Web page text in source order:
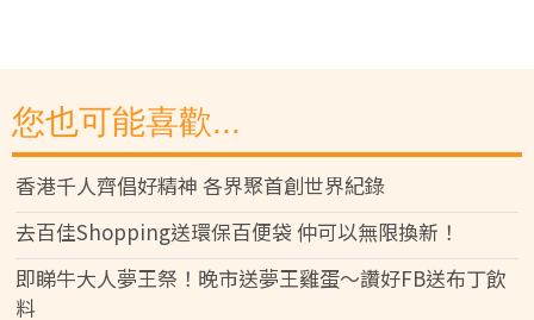
您也可能喜歡...
香港千人齊倡好精神 各界聚首創世界紀錄
去百佳Shopping送環保百便袋 仲可以無限換新！
即睇牛大人夢王祭！晚市送夢王雞蛋～讚好FB送布丁飲
料